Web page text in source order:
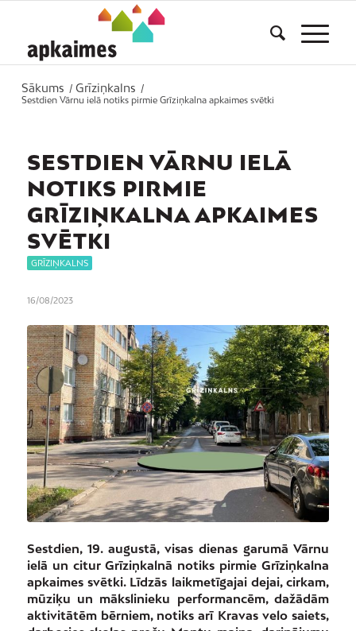
Sākums / Grīziņkalns
/
Sestdien Vārnu ielā notiks pirmie Grīziņkalna apkaimes svētki
SESTDIEN VĀRNU IELĀ
NOTIKS PIRMIE
GRĪZIŅKALNA APKAIMES
SVĒTKI
GRĪZIŅKALNS
16/08/2023
Sestdien, 19. augustā, visas dienas garumā Vārnu
ielā un citur Grīziņkalnā notiks pirmie Grīziņkalna
apkaimes svētki. Līdzās laikmetīgajai dejai, cirkam,
mūziķu un mākslinieku performancēm, dažādām
aktivitātēm bērniem, notiks arī Kravas velo saiets,